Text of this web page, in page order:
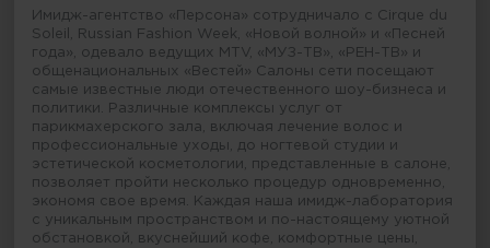
Имидж-агентство «Персона» сотрудничало с Cirque du
Soleil, Russian Fashion Week, «Новой волной» и «Песней
года», одевало ведущих MTV, «МУЗ-ТВ», «РЕН-ТВ» и
общенациональных «Вестей» Салоны сети посещают
самые известные люди отечественного шоу-бизнеса и
политики. Различные комплексы услуг от
парикмахерского зала, включая лечение волос и
профессиональные уходы, до ногтевой студии и
эстетической косметологии, представленные в салоне,
позволяет пройти несколько процедур одновременно,
экономя свое время. Каждая наша имидж-лаборатория
с уникальным пространством и по-настоящему уютной
обстановкой, вкуснейший кофе, комфортные цены,